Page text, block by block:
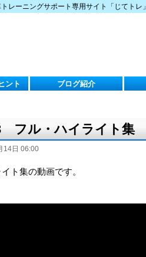
レーニングサポート専用サイト「じてトレ」
ント ブログ紹介
フル・ハイライト集
14日 06:00
ト集の動画です。